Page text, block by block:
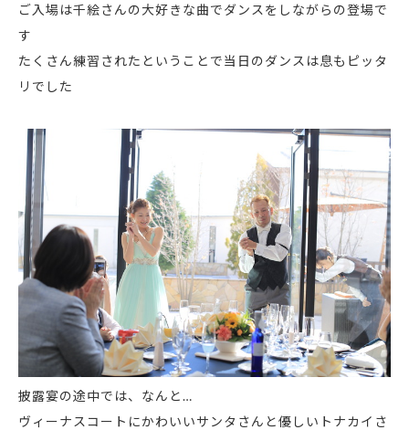
ご入場は千絵さんの大好きな曲でダンスをしながらの登場で
す
たくさん練習されたということで当日のダンスは息もピッタ
リでした
披露宴の途中では、なんと…
ヴィーナスコートにかわいいサンタさんと優しいトナカイさ